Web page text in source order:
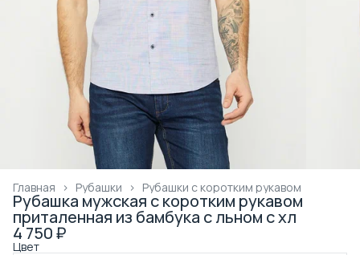
Рубашки с коротким рукавом
Рубашки ›
Главная ›
Рубашка мужская с коротким рукавом
приталенная из бамбука с льном с хл
4 750 ₽
Цвет